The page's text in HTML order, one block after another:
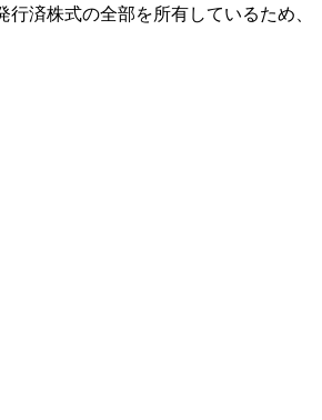
済株式の全部を所有しているため、